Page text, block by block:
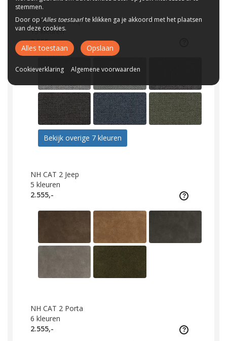
NH CAT 2 Bloq
13 kleuren
2.555,-
Bekijk overige 7 kleuren
NH CAT 2 Jeep
5 kleuren
2.555,-
NH CAT 2 Porta
6 kleuren
2.555,-
stemmen.
Door op ‘Alles toestaan’ te klikken ga je akkoord met het plaatsen
van deze cookies.
Alles toestaan Opslaan
Cookieverklaring Algemene voorwaarden